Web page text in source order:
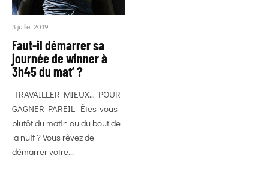
3 juillet 2019
Faut-il démarrer sa
journée de winner à
3h45 du mat’ ?
TRAVAILLER MIEUX… POUR
GAGNER PAREIL Êtes-vous
plutôt du matin ou du bout de
la nuit ? Vous rêvez de
démarrer votre...